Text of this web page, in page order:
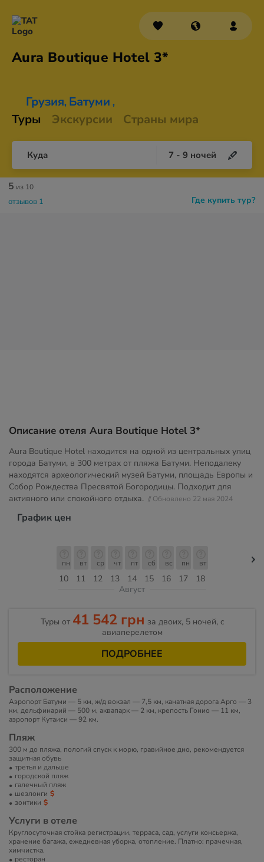
Aura Boutique Hotel 3*
Грузия, Батуми ,
Туры Экскурсии Страны мира
Куда 7 - 9 ночей
Где купить тур?
5 из 10
отзывов 1
Описание отеля Aura Boutique Hotel 3*
Aura Boutique Hotel находится на одной из центральных улиц
города Батуми, в 300 метрах от пляжа Батуми. Неподалеку
находятся археологический музей Батуми, площадь Европы и
Собор Рождества Пресвятой Богородицы. Подходит для
активного или спокойного отдыха. // Обновлено 22 мая 2024
График цен
10
пн
11
вт
12
ср
13
чт
14
пт
15
сб
16
вс
17
пн
18
вт
Август
Туры от 41 542 грн за двоих, 5 ночей, c
авиаперелетом
ПОДРОБНЕЕ
Расположение
Аэропорт Батуми — 5 км, ж/д вокзал — 7,5 км, канатная дорога Арго — 3
км, дельфинарий — 500 м, аквапарк — 2 км, крепость Гонио — 11 км,
аэропорт Кутаиси — 92 км.
Пляж
300 м до пляжа, пологий спуск к морю, гравийное дно, рекомендуется
защитная обувь
третья и дальше
городской пляж
галечный пляж
шезлонги
зонтики
Услуги в отеле
Круглосуточная стойка регистрации, терраса, сад, услуги консьержа,
хранение багажа, ежедневная уборка, отопление. Платно: прачечная,
химчистка.
ресторан